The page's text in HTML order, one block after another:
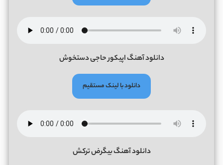
دانلود آهنگ اپیکور حاجی دستخوش
دانلود با لینک مستقیم
دانلود آهنگ بیگرض ترکش